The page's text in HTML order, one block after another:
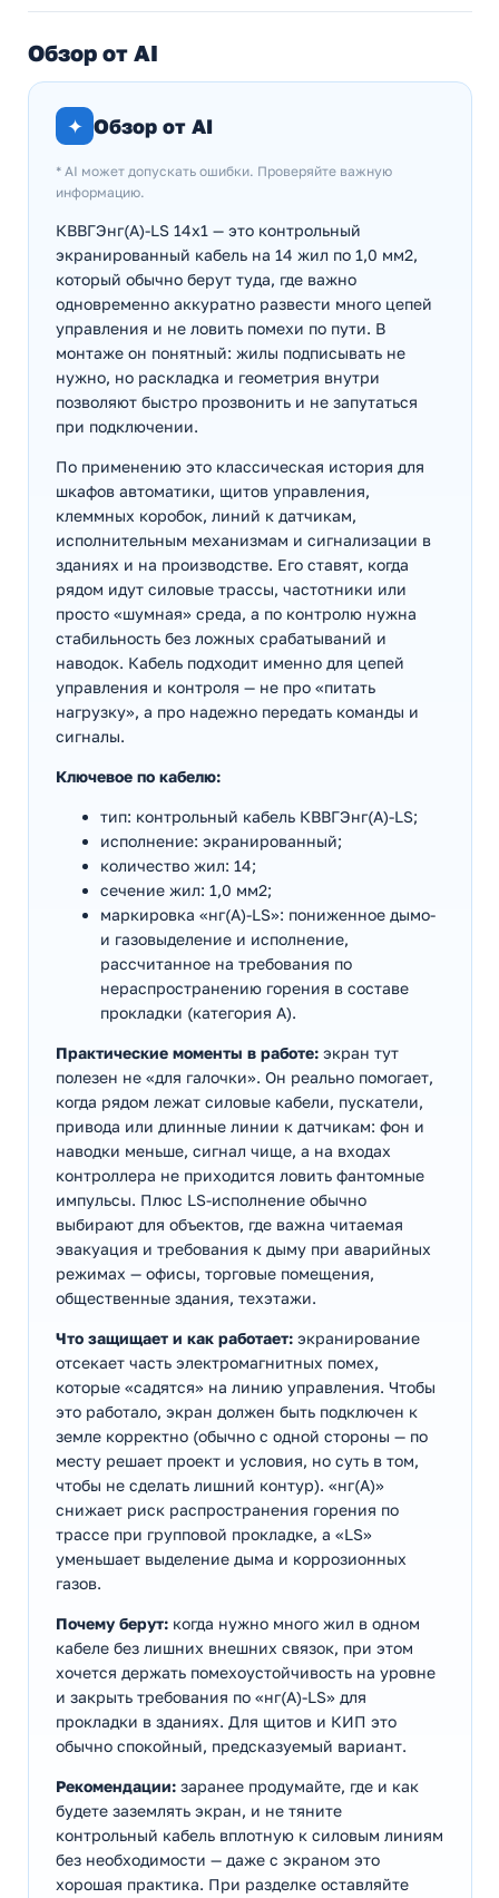
Обзор от AI
✦ Обзор от AI
* AI может допускать ошибки. Проверяйте важную
информацию.
КВВГЭнг(А)-LS 14х1 — это контрольный
экранированный кабель на 14 жил по 1,0 мм2,
который обычно берут туда, где важно
одновременно аккуратно развести много цепей
управления и не ловить помехи по пути. В
монтаже он понятный: жилы подписывать не
нужно, но раскладка и геометрия внутри
позволяют быстро прозвонить и не запутаться
при подключении.
По применению это классическая история для
шкафов автоматики, щитов управления,
клеммных коробок, линий к датчикам,
исполнительным механизмам и сигнализации в
зданиях и на производстве. Его ставят, когда
рядом идут силовые трассы, частотники или
просто «шумная» среда, а по контролю нужна
стабильность без ложных срабатываний и
наводок. Кабель подходит именно для цепей
управления и контроля — не про «питать
нагрузку», а про надежно передать команды и
сигналы.
Ключевое по кабелю:
тип: контрольный кабель КВВГЭнг(А)-LS;
исполнение: экранированный;
количество жил: 14;
сечение жил: 1,0 мм2;
маркировка «нг(А)-LS»: пониженное дымо-
и газовыделение и исполнение,
рассчитанное на требования по
нераспространению горения в составе
прокладки (категория А).
Практические моменты в работе: экран тут
полезен не «для галочки». Он реально помогает,
когда рядом лежат силовые кабели, пускатели,
привода или длинные линии к датчикам: фон и
наводки меньше, сигнал чище, а на входах
контроллера не приходится ловить фантомные
импульсы. Плюс LS-исполнение обычно
выбирают для объектов, где важна читаемая
эвакуация и требования к дыму при аварийных
режимах — офисы, торговые помещения,
общественные здания, техэтажи.
Что защищает и как работает: экранирование
отсекает часть электромагнитных помех,
которые «садятся» на линию управления. Чтобы
это работало, экран должен быть подключен к
земле корректно (обычно с одной стороны — по
месту решает проект и условия, но суть в том,
чтобы не сделать лишний контур). «нг(А)»
снижает риск распространения горения по
трассе при групповой прокладке, а «LS»
уменьшает выделение дыма и коррозионных
газов.
Почему берут: когда нужно много жил в одном
кабеле без лишних внешних связок, при этом
хочется держать помехоустойчивость на уровне
и закрыть требования по «нг(А)-LS» для
прокладки в зданиях. Для щитов и КИП это
обычно спокойный, предсказуемый вариант.
Рекомендации: заранее продумайте, где и как
будете заземлять экран, и не тяните
контрольный кабель вплотную к силовым линиям
без необходимости — даже с экраном это
хорошая практика. При разделке оставляйте